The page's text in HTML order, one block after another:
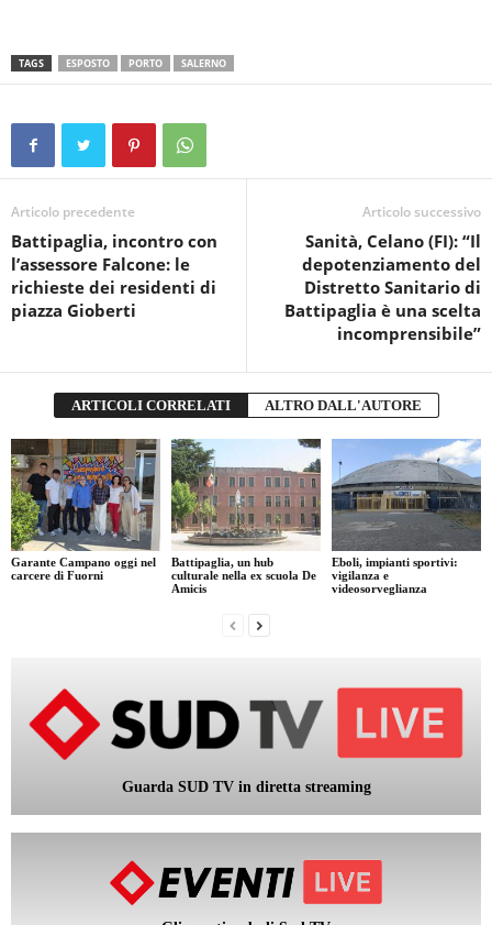
TAGS ESPOSTO PORTO SALERNO
Articolo precedente
Battipaglia, incontro con
l’assessore Falcone: le
richieste dei residenti di
piazza Gioberti
Articolo successivo
Sanità, Celano (FI): “Il
depotenziamento del
Distretto Sanitario di
Battipaglia è una scelta
incomprensibile”
ARTICOLI CORRELATI ALTRO DALL'AUTORE
Garante Campano oggi nel
carcere di Fuorni
Battipaglia, un hub
culturale nella ex scuola De
Amicis
Eboli, impianti sportivi:
vigilanza e
videosorveglianza
Guarda SUD TV in diretta streaming